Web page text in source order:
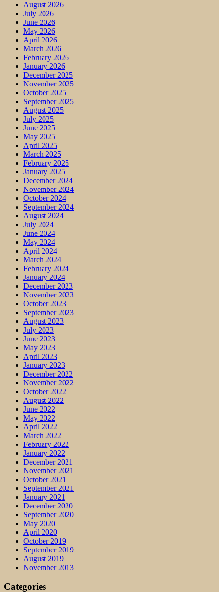
August 2026
July 2026
June 2026
May 2026
April 2026
March 2026
February 2026
January 2026
December 2025
November 2025
October 2025
September 2025
August 2025
July 2025
June 2025
May 2025
April 2025
March 2025
February 2025
January 2025
December 2024
November 2024
October 2024
September 2024
August 2024
July 2024
June 2024
May 2024
April 2024
March 2024
February 2024
January 2024
December 2023
November 2023
October 2023
September 2023
August 2023
July 2023
June 2023
May 2023
April 2023
January 2023
December 2022
November 2022
October 2022
August 2022
June 2022
May 2022
April 2022
March 2022
February 2022
January 2022
December 2021
November 2021
October 2021
September 2021
January 2021
December 2020
September 2020
May 2020
April 2020
October 2019
September 2019
August 2019
November 2013
Categories